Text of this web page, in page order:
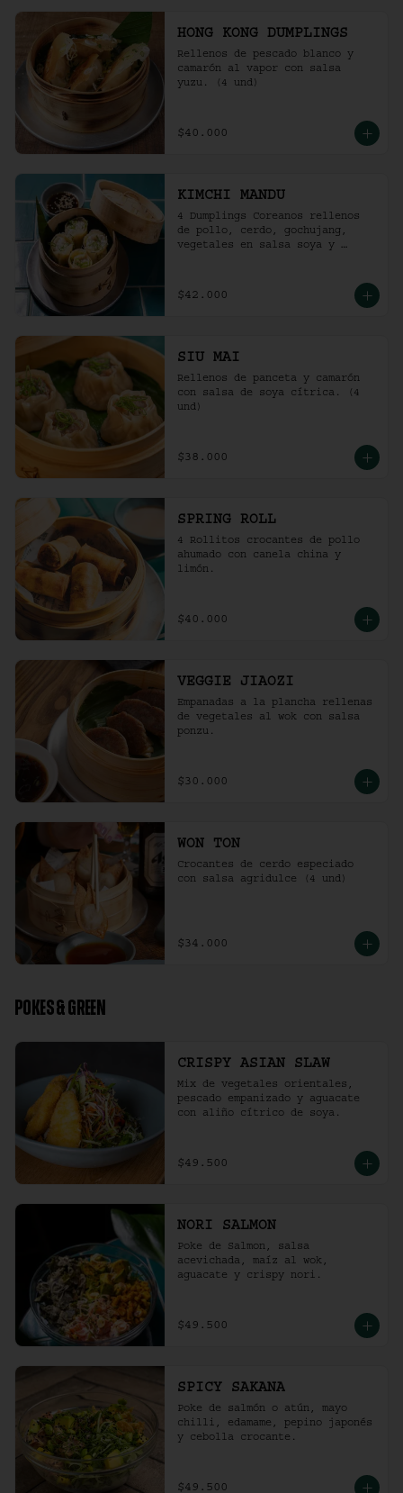
HONG KONG DUMPLINGS
Rellenos de pescado blanco y
camarón al vapor con salsa
yuzu. (4 und)
$40.000
KIMCHI MANDU
4 Dumplings Coreanos rellenos
de pollo, cerdo, gochujang,
vegetales en salsa soya y
$42.000
SIU MAI
Rellenos de panceta y camarón
con salsa de soya cítrica. (4
und)
$38.000
SPRING ROLL
4 Rollitos crocantes de pollo
ahumado con canela china y
limón.
$40.000
VEGGIE JIAOZI
Empanadas a la plancha rellenas
de vegetales al wok con salsa
ponzu.
$30.000
WON TON
Crocantes de cerdo especiado
con salsa agridulce (4 und)
$34.000
POKES & GREEN
CRISPY ASIAN SLAW
Mix de vegetales orientales,
pescado empanizado y aguacate
con aliño cítrico de soya.
$49.500
NORI SALMON
Poke de Salmon, salsa
acevichada, maíz al wok,
aguacate y crispy nori.
$49.500
SPICY SAKANA
Poke de salmón o atún, mayo
chilli, edamame, pepino japonés
y cebolla crocante.
$49.500